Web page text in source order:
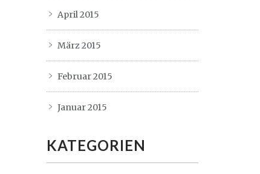
April 2015
März 2015
Februar 2015
Januar 2015
KATEGORIEN